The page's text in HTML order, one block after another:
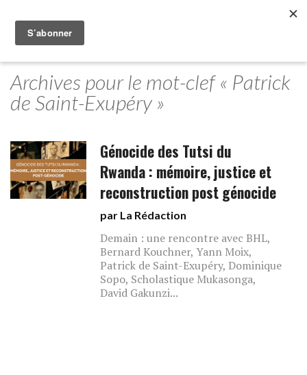
Archives pour le mot-clef « Patrick
de Saint-Exupéry »
Génocide des Tutsi du
Rwanda : mémoire, justice et
reconstruction post génocide
par La Rédaction
Demain : une rencontre avec BHL,
Bernard Kouchner, Yann Moix,
Patrick de Saint-Exupéry, Dominique
Sopo, Scholastique Mukasonga,
David Gakunzi...